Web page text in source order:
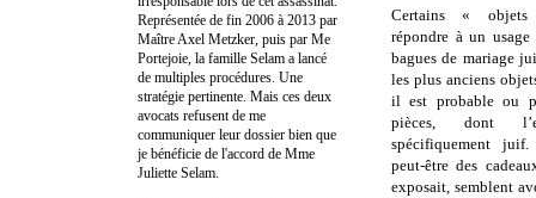
Certains « objets
répondre à un
bagues de mariage
les plus anciens
il est probable ou
pièces, dont
spécifiquement
peut-être des
exposait, semblent
Représentée de fin 2006 à 2013 par
Maître Axel Metzker, puis par Me
Portejoie, la famille Selam a lancé
de multiples procédures. Une
stratégie pertinente. Mais ces deux
avocats refusent de me
communiquer leur dossier bien que
je bénéficie de l'accord de Mme
Juliette Selam.